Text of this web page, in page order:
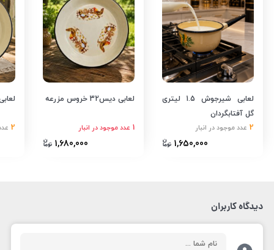
2 عدد موجود در انبار
لعابی شیرجوش 1.5 لیتری
گل آفتابگردان
1,650,000
1 عدد موجود در انبار
لعابی دیس32 خروس مزرعه
1,680,000
2
لعابی
دیدگاه کاربران